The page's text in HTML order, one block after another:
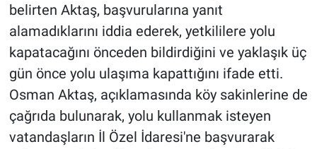
belirten Aktaş, başvurularına yanıt
alamadıklarını iddia ederek, yetkililere yolu
kapatacağını önceden bildirdiğini ve yaklaşık üç
gün önce yolu ulaşıma kapattığını ifade etti.
Osman Aktaş, açıklamasında köy sakinlerine de
çağrıda bulunarak, yolu kullanmak isteyen
vatandaşların İl Özel İdaresi'ne başvurarak